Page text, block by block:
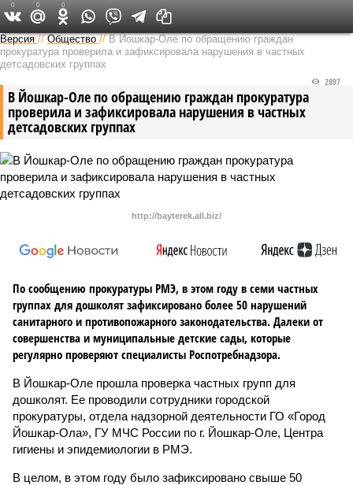
Версия в Чувашии
Версия //Общество //В Йошкар-Оле по обращению граждан
прокуратура проверила и зафиксировала нарушения в частных
детсадовских группах
В Йошкар-Оле по обращению граждан прокуратура
проверила и зафиксировала нарушения в частных
детсадовских группах
2897
http://bayterek.all.biz/
По сообщению прокуратуры РМЭ, в этом году в семи частных
группах для дошколят зафиксировано более 50 нарушений
санитарного и противопожарного законодательства. Далеки от
совершенства и муниципальные детские сады, которые
регулярно проверяют специалисты Роспотребнадзора.
В Йошкар-Оле прошла проверка частных групп для
дошколят. Ее проводили сотрудники городской
прокуратуры, отдела надзорной деятельности ГО «Город
Йошкар-Ола», ГУ МЧС России по г. Йошкар-Оле, Центра
гигиены и эпидемиологии в РМЭ.
В целом, в этом году было зафиксировано свыше 50
0 0 0